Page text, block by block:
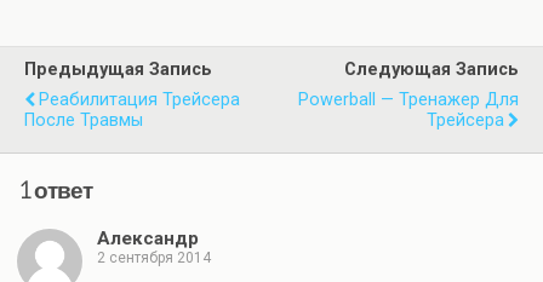
Предыдущая Запись
Реабилитация Трейсера
После Травмы
Следующая Запись
Powerball — Тренажер Для
Трейсера
1 ответ
Александр
2 сентября 2014